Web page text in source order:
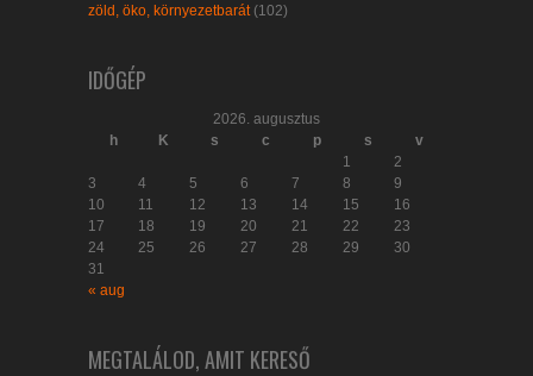
zöld, öko, környezetbarát (102)
IDŐGÉP
2026. augusztus
h
K s c p s
v
1
2
3
4 5 6 7 8
9
10
11 12 13 14 15
16
17
18 19 20 21 22
23
24
25 26 27 28 29
30
31
« aug
MEGTALÁLOD, AMIT KERESŐ